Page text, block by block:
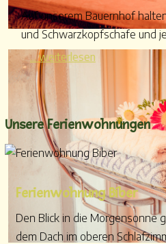
Auf unserem Bauernhof
und Schwarzkopfschafe und
... weiterlesen
Unsere Ferienwohnungen
Ferienwohnung Biber
Den Blick in die
dem Dach im oberen